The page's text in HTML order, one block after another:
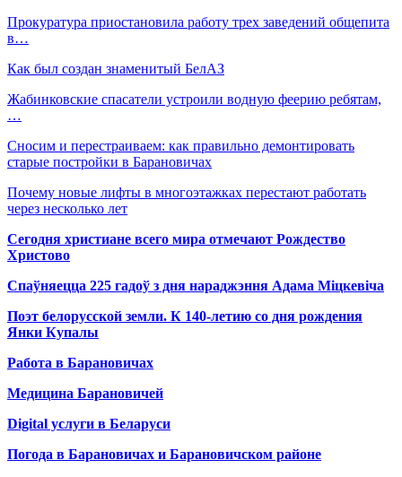
Прокуратура приостановила работу трех заведений общепита
в…
Как был создан знаменитый БелАЗ
Жабинковские спасатели устроили водную феерию ребятам,
…
Сносим и перестраиваем: как правильно демонтировать
старые постройки в Барановичах
Почему новые лифты в многоэтажках перестают работать
через несколько лет
Сегодня христиане всего мира отмечают Рождество
Христово
Спаўняецца 225 гадоў з дня нараджэння Адама Міцкевіча
Поэт белорусской земли. К 140-летию со дня рождения
Янки Купалы
Работа в Барановичах
Медицина Барановичей
Digital услуги в Беларуси
Погода в Барановичах и Барановичском районе